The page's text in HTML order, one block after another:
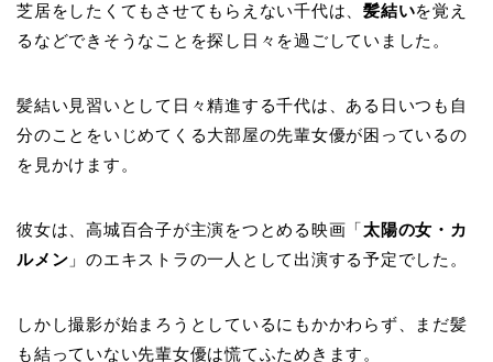
芝居をしたくてもさせてもらえない千代は、髪結いを覚え
るなどできそうなことを探し日々を過ごしていました。
髪結い見習いとして日々精進する千代は、ある日いつも自
分のことをいじめてくる大部屋の先輩女優が困っているの
を見かけます。
彼女は、高城百合子が主演をつとめる映画「太陽の女・カ
ルメン 」のエキストラの一人として出演する予定でした。
しかし撮影が始まろうとしているにもかかわらず、まだ髪
も結っていない先輩女優は慌てふためきます。